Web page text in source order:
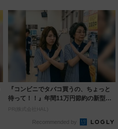
『コンビニでタバコ買うの、ちょっと
待って！！』年間11万円節約の新型タ
バコ
PR(株式会社HAL)
Recommended by